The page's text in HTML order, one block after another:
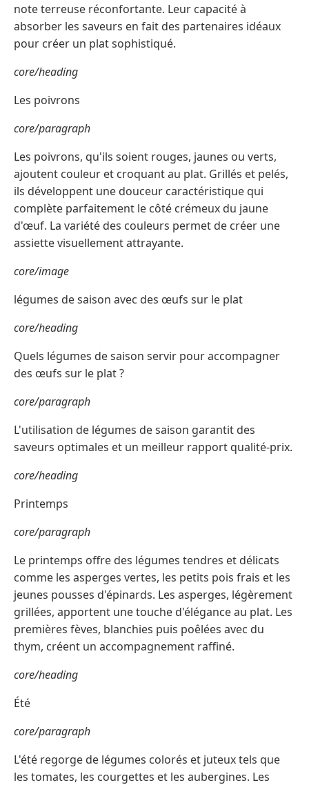
note terreuse réconfortante. Leur capacité à
absorber les saveurs en fait des partenaires idéaux
pour créer un plat sophistiqué.
core/heading
Les poivrons
core/paragraph
Les poivrons, qu'ils soient rouges, jaunes ou verts,
ajoutent couleur et croquant au plat. Grillés et pelés,
ils développent une douceur caractéristique qui
complète parfaitement le côté crémeux du jaune
d'œuf. La variété des couleurs permet de créer une
assiette visuellement attrayante.
core/image
légumes de saison avec des œufs sur le plat
core/heading
Quels légumes de saison servir pour accompagner
des œufs sur le plat ?
core/paragraph
L'utilisation de légumes de saison garantit des
saveurs optimales et un meilleur rapport qualité-prix.
core/heading
Printemps
core/paragraph
Le printemps offre des légumes tendres et délicats
comme les asperges vertes, les petits pois frais et les
jeunes pousses d'épinards. Les asperges, légèrement
grillées, apportent une touche d'élégance au plat. Les
premières fèves, blanchies puis poêlées avec du
thym, créent un accompagnement raffiné.
core/heading
Été
core/paragraph
L'été regorge de légumes colorés et juteux tels que
les tomates, les courgettes et les aubergines. Les